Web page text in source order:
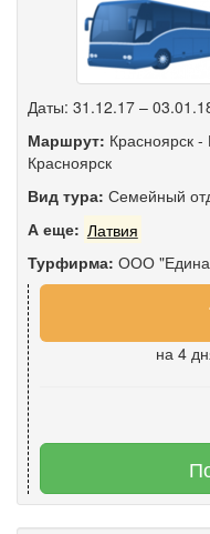
Даты: 31.12.17 –
Маршрут: Красноярск -
Красноярск
Вид тура: Семейный
А еще: Латвия
Турфирма: ООО
на 4